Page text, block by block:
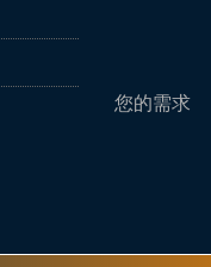
您的需求